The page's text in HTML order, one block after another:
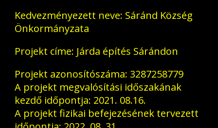
Kedvezményezett neve: Sáránd Község
Önkormányzata
Projekt címe: Járda építés Sárándon
Projekt azonosítószáma: 3287258779
A projekt megvalósítási időszakának
kezdő időpontja: 2021. 08.16.
A projekt fizikai befejezésének tervezett